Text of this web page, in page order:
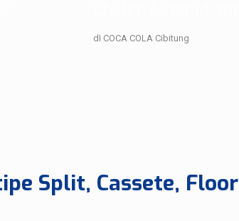
dI COCA COLA Cibitung
Split, Cassete, Floor